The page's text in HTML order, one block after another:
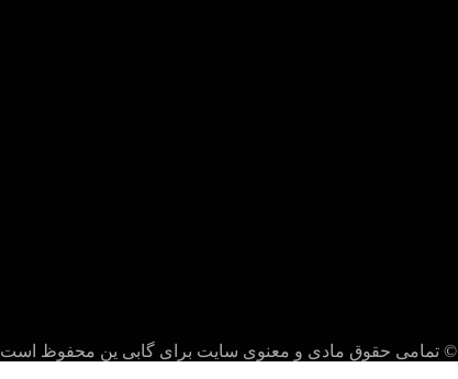
© تمامی حقوق مادی و معنوی سایت برای گابی ین محفوظ است